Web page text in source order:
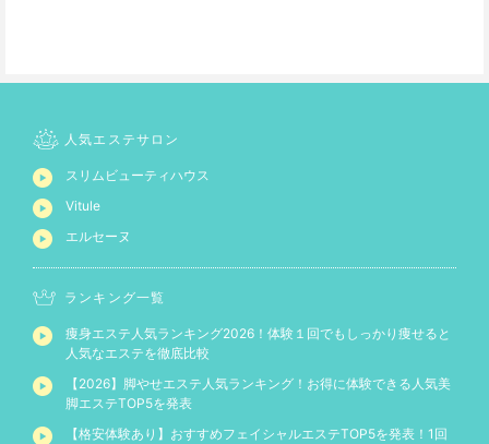
人気エステサロン
スリムビューティハウス
Vitule
エルセーヌ
ランキング一覧
痩身エステ人気ランキング2026！体験１回でもしっかり痩せると
人気なエステを徹底比較
【2026】脚やせエステ人気ランキング！お得に体験できる人気美
脚エステTOP5を発表
【格安体験あり】おすすめフェイシャルエステTOP5を発表！1回